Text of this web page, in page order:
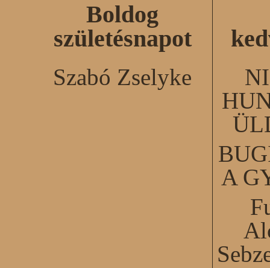
Boldog
születésnapot
Szabó Zselyke
A